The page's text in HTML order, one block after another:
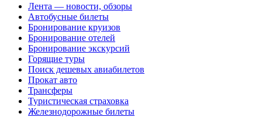
Лента — новости, обзоры
Автобусные билеты
Бронирование круизов
Бронирование отелей
Бронирование экскурсий
Горящие туры
Поиск дешевых авиабилетов
Прокат авто
Трансферы
Туристическая страховка
Железнодорожные билеты